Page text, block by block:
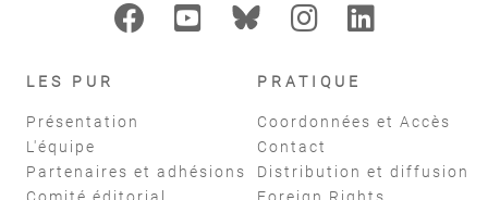
LES PUR
Présentation
L'équipe
Partenaires et adhésions
PRATIQUE
Coordonnées et Accès
Contact
Distribution et diffusion